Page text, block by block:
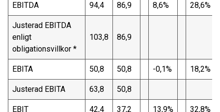
EBITDA 94,4 86,9 8,6% 28,6%
Justerad EBITDA
enligt
obligationsvillkor *
103,8 86,9
EBITA 50,8 50,8 -0,1% 18,2%
Justerad EBITA 63,8 50,8
EBIT 42,4 37,2 13,9% 32,8%